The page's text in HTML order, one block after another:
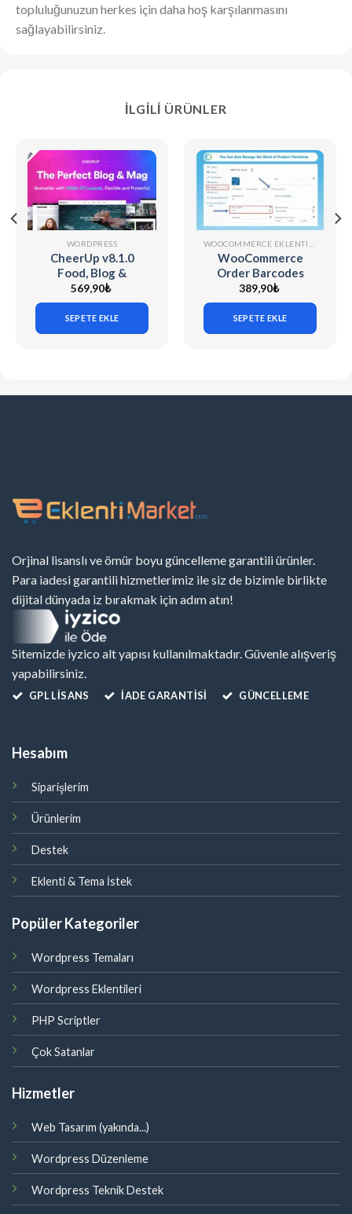
topluluğunuzun herkes için daha hoş karşılanmasını
sağlayabilirsiniz.
İLGILI ÜRÜNLER
WORDPRESS
CheerUp v8.1.0
Food, Blog &
Magazine
569,90₺
SEPETE EKLE
WooCommerce
Order Barcodes
(v1.9.8)
389,90₺
SEPETE EKLE
Orjinal lisanslı ve ömür boyu güncelleme garantili ürünler.
Para iadesi garantili hizmetlerimiz ile siz de bizimle birlikte
dijital dünyada iz bırakmak için adım atın!
Sitemizde iyzico alt yapısı kullanılmaktadır. Güvenle alışveriş
yapabilirsiniz.
GPL LISANS İADE GARANTİSİ GÜNCELLEME
Hesabım
Siparişlerim
Ürünlerim
Destek
Eklenti & Tema İstek
Popüler Kategoriler
Wordpress Temaları
Wordpress Eklentileri
PHP Scriptler
Çok Satanlar
Hizmetler
Web Tasarım (yakında...)
Wordpress Düzenleme
Wordpress Teknik Destek